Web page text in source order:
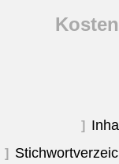
]
]